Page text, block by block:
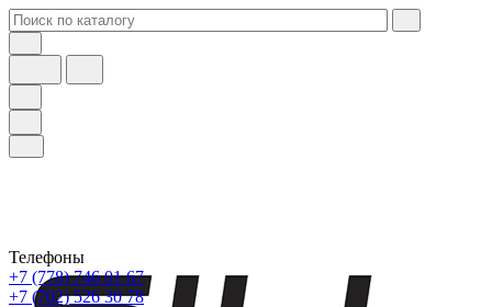
Телефоны
+7 (778) 746 01 67
+7 (702) 526 30 78